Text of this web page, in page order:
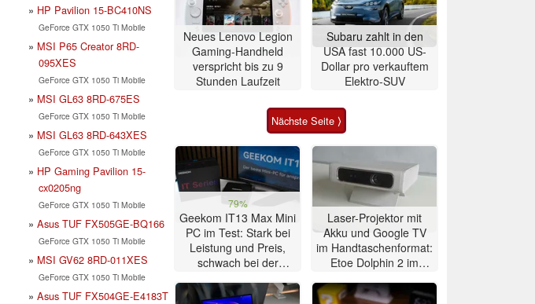
HP Pavilion 15-BC410NS
GeForce GTX 1050 Ti Mobile
MSI P65 Creator 8RD-
095XES
GeForce GTX 1050 Ti Mobile
MSI GL63 8RD-675ES
GeForce GTX 1050 Ti Mobile
MSI GL63 8RD-643XES
GeForce GTX 1050 Ti Mobile
HP Gaming Pavilion 15-
cx0205ng
GeForce GTX 1050 Ti Mobile
Asus TUF FX505GE-BQ166
GeForce GTX 1050 Ti Mobile
MSI GV62 8RD-011XES
GeForce GTX 1050 Ti Mobile
Asus TUF FX504GE-E4183T
Neues Lenovo Legion
Gaming-Handheld
verspricht bis zu 9
Stunden Laufzeit
Subaru zahlt in den
USA fast 10.000 US-
Dollar pro verkauftem
Elektro-SUV
Nächste Seite ⟩
79%
Geekom IT13 Max Mini
PC im Test: Stark bei
Leistung und Preis,
schwach bei der
Laser-Projektor mit
Akku und Google TV
im Handtaschenformat:
Etoe Dolphin 2 im